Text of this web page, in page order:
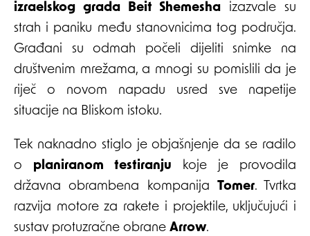
izraelskog grada Beit Shemesha izazvale su
strah i paniku među stanovnicima tog područja.
Građani su odmah počeli dijeliti snimke na
društvenim mrežama, a mnogi su pomislili da je
riječ o novom napadu usred sve napetije
situacije na Bliskom istoku.
Tek naknadno stiglo je objašnjenje da se radilo
o planiranom testiranju koje je provodila
državna obrambena kompanija
Tomer. Tvrtka
razvija motore za rakete i projektile, uključujući i
sustav protuzračne obrane Arrow.